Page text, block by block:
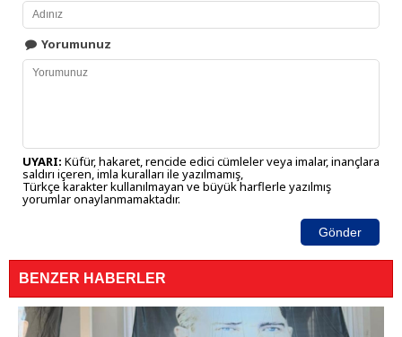
Yorumunuz
UYARI: Küfür, hakaret, rencide edici cümleler veya imalar, inançlara
saldırı içeren, imla kuralları ile yazılmamış,
Türkçe karakter kullanılmayan ve büyük harflerle yazılmış
yorumlar onaylanmamaktadır.
Gönder
BENZER HABERLER